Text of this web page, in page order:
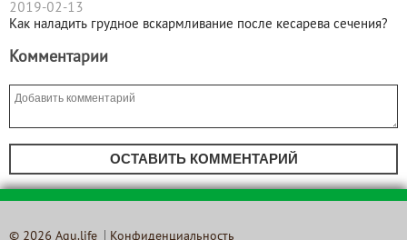
2019-02-13
Как наладить грудное вскармливание после кесарева сечения?
Комментарии
ОСТАВИТЬ КОММЕНТАРИЙ
© 2026 Agu.life Конфиденциальность